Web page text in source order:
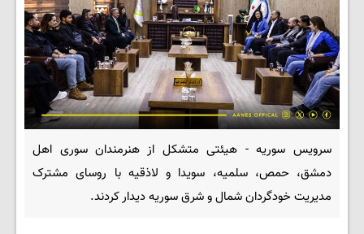
سرویس سوریه - هیئتی متشکل از هنرمندان سوری اهل
دمشق، حمص، سلمیه، سویدا و لاذقیه با روسای مشترک
مدیریت خودگردان شمال و شرق سوریه دیدار کردند.